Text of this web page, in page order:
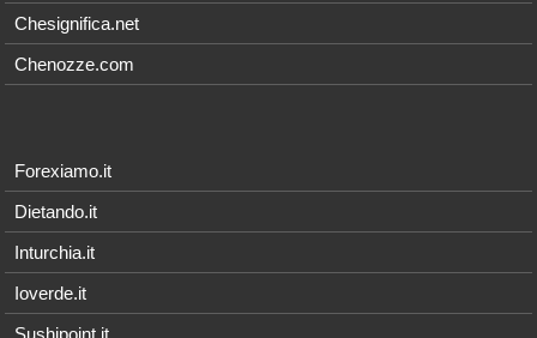
Chesignifica.net
Chenozze.com
Forexiamo.it
Dietando.it
Inturchia.it
Ioverde.it